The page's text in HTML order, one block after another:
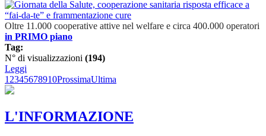
Oltre 11.000 cooperative attive nel welfare e circa 400.000 operatori
in PRIMO piano
Tag:
N° di visualizzazioni (194)
Leggi
12345678910ProssimaUltima
L'INFORMAZIONE